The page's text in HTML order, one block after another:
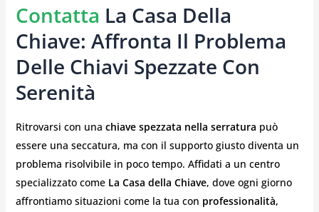
Contatta La Casa Della
Chiave: Affronta Il Problema
Delle Chiavi Spezzate Con
Serenità
Ritrovarsi con una chiave spezzata nella serratura può
essere una seccatura, ma con il supporto giusto diventa un
problema risolvibile in poco tempo. Affidati a un centro
specializzato come La Casa della Chiave, dove ogni giorno
affrontiamo situazioni come la tua con professionalità,